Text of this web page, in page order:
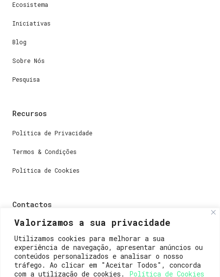
Valorizamos a sua privacidade
Utilizamos cookies para melhorar a sua
experiência de navegação, apresentar anúncios ou
conteúdos personalizados e analisar o nosso
tráfego. Ao clicar em "Aceitar Todos", concorda
com a utilização de cookies.
Política de Cookies
Ecosistema
Iniciativas
Blog
Sobre Nós
Pesquisa
Recursos
Política de Privacidade
Termos & Condições
Política de Cookies
Contactos
Dúvidas ou perguntas envie-nos um e-mail para
Dúvidas de registro ou suporte, envie um e-mail para
support@lisboainnovation.com